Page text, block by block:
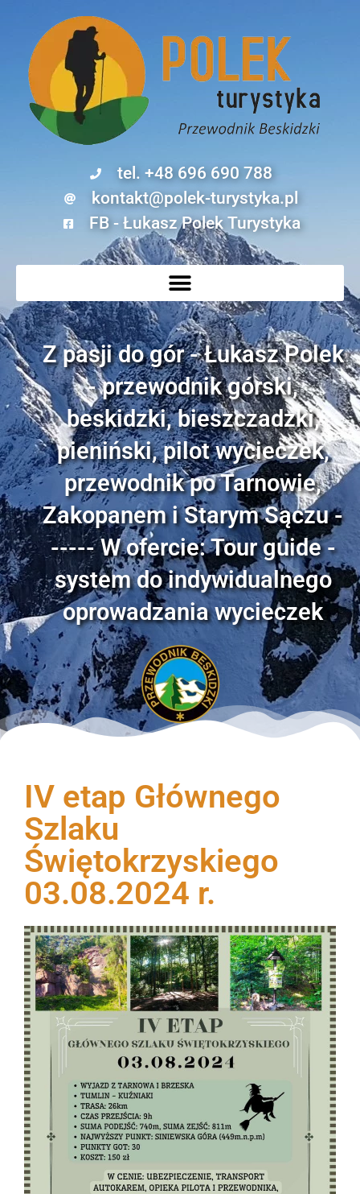
tel. +48 696 690 788
kontakt@polek-turystyka.pl
FB - Łukasz Polek Turystyka
Z pasji do gór - Łukasz Polek
- przewodnik górski,
beskidzki, bieszczadzki,
pieniński, pilot wycieczek,
przewodnik po Tarnowie,
Zakopanem i Starym Sączu -
----- W ofercie: Tour guide -
system do indywidualnego
oprowadzania wycieczek
IV etap Głównego
Szlaku
Świętokrzyskiego
03.08.2024 r.